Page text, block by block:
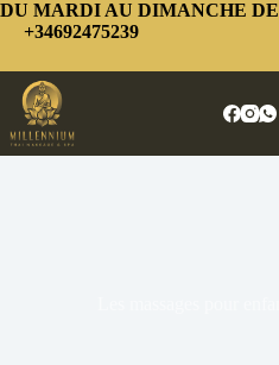
Passer
DU MARDI AU DIMANCHE
+34692475239